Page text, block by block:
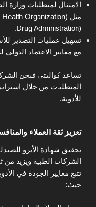
الامتثال لمتطلبات وزارة
Drug Administration).
تسهيل عمليات التصدير
مع معايير الاعتماد الدولي
تساعد كواليتي فيجن
المتطلبات من خلال
للأدوية.
تعزيز ثقة العملاء
تحقيق شهادة الأيزو
الشركات الطبية ويزيد
تتبع معايير الجودة في
حيث: